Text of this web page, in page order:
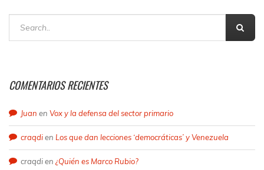
COMENTARIOS RECIENTES
Juan en Vox y la defensa del sector primario
craqdien Los que dan lecciones ‘democráticas’ y Venezuela
craqdien ¿Quién es Marco Rubio?